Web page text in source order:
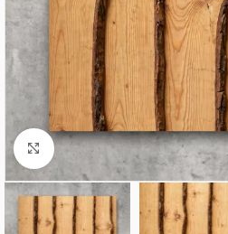
Нажмите, чтобы увеличить